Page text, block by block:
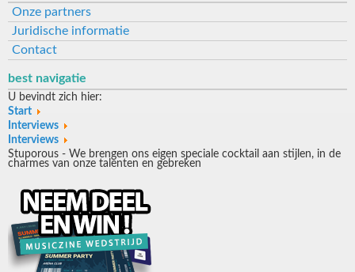
Onze partners
Juridische informatie
Contact
best navigatie
U bevindt zich hier:
Start
Interviews
Interviews
Stuporous - We brengen ons eigen speciale cocktail aan stijlen, in de
charmes van onze talenten en gebreken